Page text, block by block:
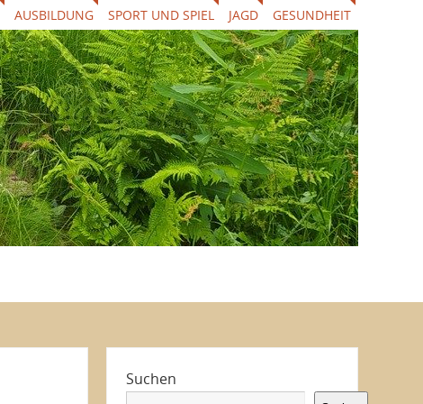
AUSBILDUNG SPORT UND SPIEL JAGD GESUNDHEIT
Suchen